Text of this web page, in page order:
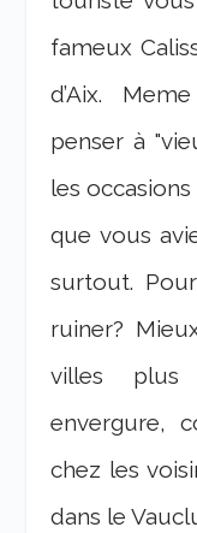
fameux
d’Aix.
penser à
les
que vous
surtout.
ruiner?
villes plus
envergure,
chez les
dans le